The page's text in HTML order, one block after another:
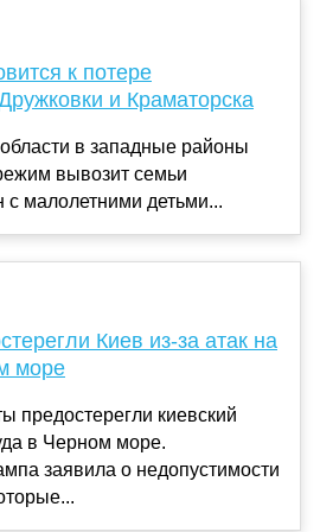
к потере
и Краматорска
в западные районы
вывозит семьи
с малолетними детьми...
Киев из-за атак на
море
предостерегли киевский
в Черном море.
заявила о недопустимости